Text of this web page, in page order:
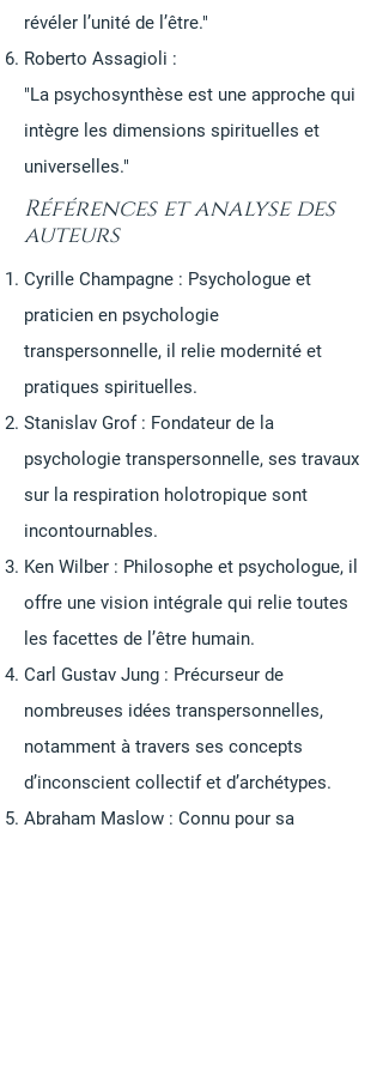
révéler l’unité de l’être."
Roberto Assagioli :
"La psychosynthèse est une approche qui
intègre les dimensions spirituelles et
universelles."
Références et analyse des
auteurs
Cyrille Champagne : Psychologue et
praticien en psychologie
transpersonnelle, il relie modernité et
pratiques spirituelles.
Stanislav Grof : Fondateur de la
psychologie transpersonnelle, ses travaux
sur la respiration holotropique sont
incontournables.
Ken Wilber : Philosophe et psychologue, il
offre une vision intégrale qui relie toutes
les facettes de l’être humain.
Carl Gustav Jung : Précurseur de
nombreuses idées transpersonnelles,
notamment à travers ses concepts
d’inconscient collectif et d’archétypes.
Abraham Maslow : Connu pour sa